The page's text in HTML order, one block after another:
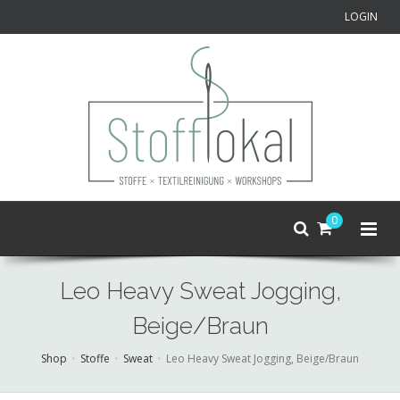
LOGIN
0
Leo Heavy Sweat Jogging,
Beige/Braun
Shop Stoffe Sweat Leo Heavy Sweat Jogging, Beige/Braun